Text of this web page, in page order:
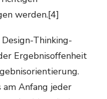
werden.[4]
Thinking-
Ergebnisoffenheit
am Anfang jeder